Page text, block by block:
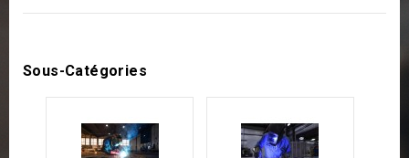
Sous-Catégories